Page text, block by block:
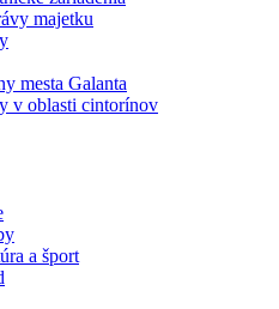
majetku
mesta Galanta
v oblasti cintorínov
a šport